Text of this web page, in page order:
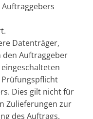
Datenträger,
Auftraggeber
Dies gilt nicht für
Zulieferungen zur
des Auftrags,